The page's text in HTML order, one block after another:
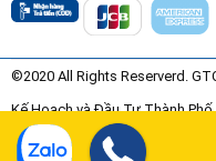
©2020 All Rights Reserverd.
Kế Hoạch và Đầu Tư Thành